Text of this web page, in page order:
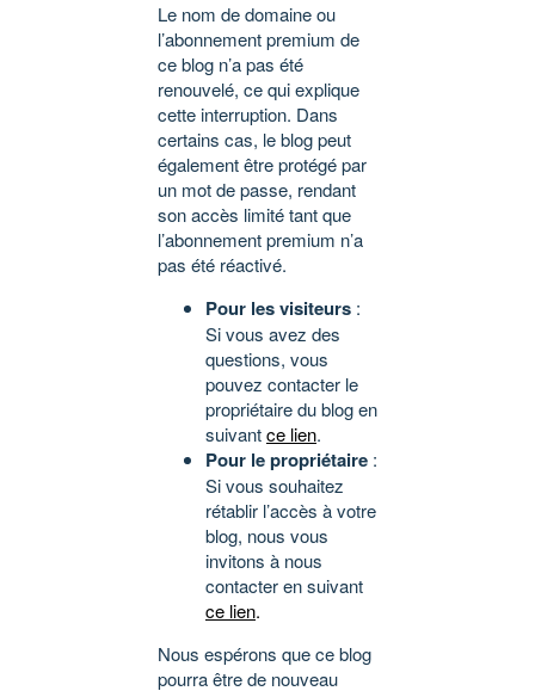
Le nom de domaine ou
l’abonnement premium de
ce blog n’a pas été
renouvelé, ce qui explique
cette interruption. Dans
certains cas, le blog peut
également être protégé par
un mot de passe, rendant
son accès limité tant que
l’abonnement premium n’a
pas été réactivé.
Pour les visiteurs :
Si vous avez des
questions, vous
pouvez contacter le
propriétaire du blog en
suivantce lien.
Pour le propriétaire :
Si vous souhaitez
rétablir l’accès à votre
blog, nous vous
invitons à nous
contacter en suivant
ce lien.
Nous espérons que ce blog
pourra être de nouveau